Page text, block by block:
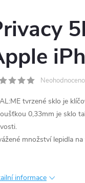
Neohodnoceno
tvrzené sklo je
0,33mm je sklo
množství lepidla
informace